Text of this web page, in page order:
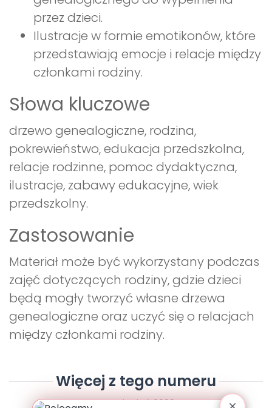
przez dzieci.
Ilustracje w formie emotikonów, które
przedstawiają emocje i relacje między
członkami rodziny.
Słowa kluczowe
drzewo genealogiczne, rodzina,
pokrewieństwo, edukacja przedszkolna,
relacje rodzinne, pomoc dydaktyczna,
ilustracje, zabawy edukacyjne, wiek
przedszkolny.
Zastosowanie
Materiał może być wykorzystany podczas
zajęć dotyczących rodziny, gdzie dzieci
będą mogły tworzyć własne drzewa
genealogiczne oraz uczyć się o relacjach
między członkami rodziny.
Więcej z tego numeru
Kwiecień 2022